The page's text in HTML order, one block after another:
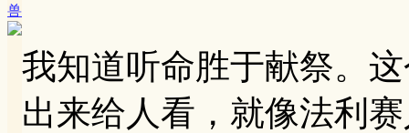
兽
我知道听命胜于献祭。
出来给人看，就像法利